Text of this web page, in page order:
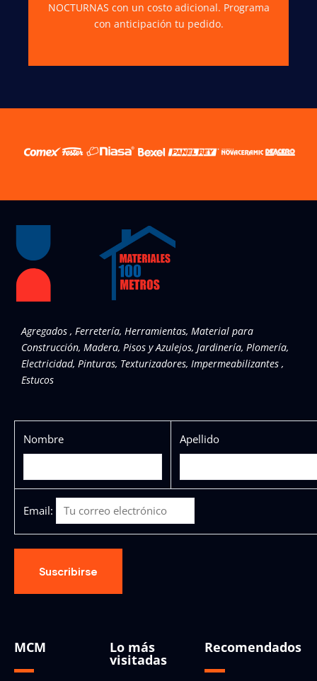
NOCTURNAS con un costo adicional. Programa
con anticipación tu pedido.
Agregados , Ferretería, Herramientas, Material para
Construcción, Madera, Pisos y Azulejos, Jardinería, Plomería,
Electricidad, Pinturas, Texturizadores, Impermeabilizantes ,
Estucos
Nombre Apellido
Email:
MCM Lo más
visitadas
Recomendados